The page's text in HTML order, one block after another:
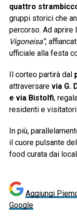
quattro
gruppi storici che
percorso. Ad aprire
Vigoneisa”,
ufficiale alla festa
Il corteo partirà dal
attraversare via G.
e via Bistolfi,
residenti e visitatori
In più,
il cuore pulsante
food curata dai
Aggiungi
Google